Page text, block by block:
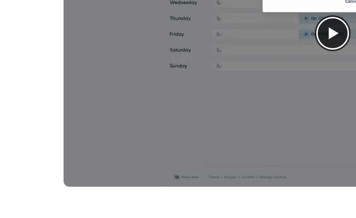
Clé USB, contrôle de l'écran avec la télécommande, Logiciel hébergé
dans le Cloud
Gratuite via clé USB, Gratuite via logiciel PC, Payante via logiciel PC